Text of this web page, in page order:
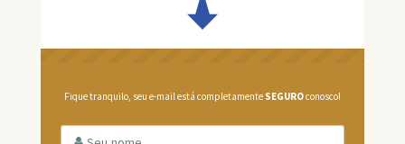
Fique tranquilo, seu e-mail está completamente SEGUROconosco!